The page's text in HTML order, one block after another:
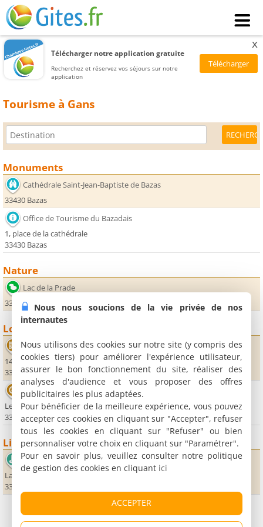
Télécharger notre application gratuite
Recherchez et réservez vos séjours sur notre
application
x
Tourisme à Gans
Monuments
Cathédrale Saint-Jean-Baptiste de Bazas
33430 Bazas
Office de Tourisme du Bazadais
1, place de la cathédrale
33430 Bazas
Nature
Lac de la Prade
33430 Bazas
Loisirs
Cinéma Le Vog
14 rue du Palais de Justice
33430 Bazas
Aventures Sud Gironde
Le Croy
33430 Bazas
Lieux sportifs
Golf des Graves et Sauternais
Lac de Seguin
33210 Saint-Pardon de Conques
Nous nous soucions de la vie privée de nos
internautes
Nous utilisons des cookies sur notre site (y compris des
cookies tiers) pour améliorer l'expérience utilisateur,
assurer le bon fonctionnement du site, réaliser des
analyses d'audience et vous proposer des offres
publicitaires les plus adaptées.
Pour bénéficier de la meilleure expérience, vous pouvez
accepter ces cookies en cliquant sur "Accepter", refuser
tous les cookies en cliquant sur "Refuser" ou bien
personnaliser votre choix en cliquant sur "Paramétrer".
Pour en savoir plus, veuillez consulter notre politique
de gestion des cookies en cliquant ici
ACCEPTER